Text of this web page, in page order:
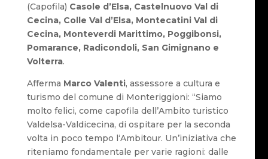
(Capofila) Casole d’Elsa, Castelnuovo Val di
Cecina, Colle Val d’Elsa, Montecatini Val di
Cecina, Monteverdi Marittimo, Poggibonsi,
Pomarance, Radicondoli, San Gimignano e
Volterra.
Afferma Marco Valenti, assessore a cultura e
turismo del comune di Monteriggioni: “Siamo
molto felici, come capofila dell’Ambito turistico
Valdelsa-Valdicecina, di ospitare per la seconda
volta in poco tempo l‘Ambitour. Un’iniziativa che
riteniamo fondamentale per varie ragioni: dalle